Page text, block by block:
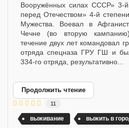
Вооружённых силах СССР» 3-й
перед Отечеством» 4-й
Мужества. Воевал в
Чечне (во вторую
течение двух лет командовал
отряда спецназа ГРУ ГШ и
334-го отряда, результативно...
Продолжить чтение
11
выживание выжить в